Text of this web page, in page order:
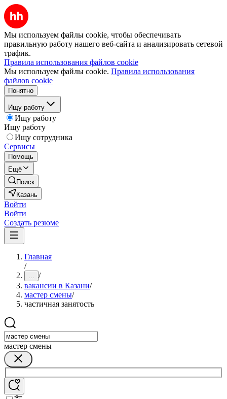
Мы используем файлы cookie, чтобы обеспечивать
правильную работу нашего веб-сайта и анализировать сетевой
трафик.
Правила использования файлов cookie
Мы используем файлы cookie. Правила использования
файлов cookie
Понятно
Ищу работу
Ищу работу
Ищу работу
Ищу сотрудника
Сервисы
Помощь
Ещё
Поиск
Казань
Войти
Войти
Создать резюме
Главная
/
... /
вакансии в Казани/
мастер смены/
частичная занятость
мастер смены